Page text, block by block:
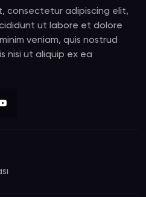
consectetur adipiscing elit,
ut labore et dolore
veniam, quis nostrud
nisi ut aliquip ex ea